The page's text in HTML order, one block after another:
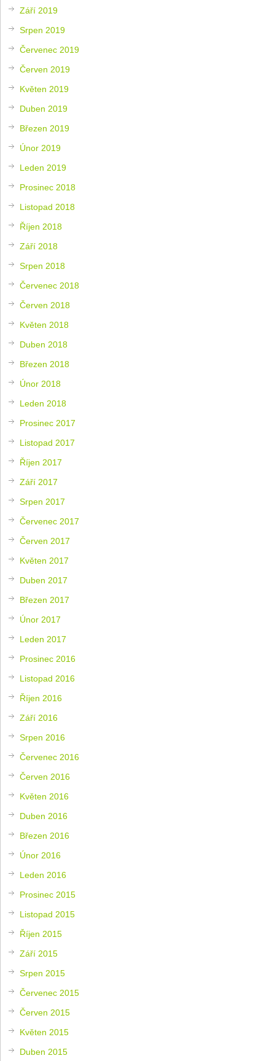
Září 2019
Srpen 2019
Červenec 2019
Červen 2019
Květen 2019
Duben 2019
Březen 2019
Únor 2019
Leden 2019
Prosinec 2018
Listopad 2018
Říjen 2018
Září 2018
Srpen 2018
Červenec 2018
Červen 2018
Květen 2018
Duben 2018
Březen 2018
Únor 2018
Leden 2018
Prosinec 2017
Listopad 2017
Říjen 2017
Září 2017
Srpen 2017
Červenec 2017
Červen 2017
Květen 2017
Duben 2017
Březen 2017
Únor 2017
Leden 2017
Prosinec 2016
Listopad 2016
Říjen 2016
Září 2016
Srpen 2016
Červenec 2016
Červen 2016
Květen 2016
Duben 2016
Březen 2016
Únor 2016
Leden 2016
Prosinec 2015
Listopad 2015
Říjen 2015
Září 2015
Srpen 2015
Červenec 2015
Červen 2015
Květen 2015
Duben 2015